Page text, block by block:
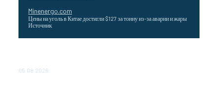
Minenergo.com
Цены на уголь в Китае достигли $127 за тонну из-за аварии и жары
Источник
05.08.2026